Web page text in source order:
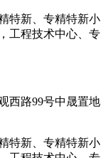
西路99号中晟置地